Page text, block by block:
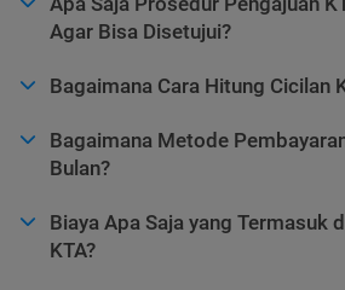
Agar Bisa Disetujui?
Bagaimana Cara Hitung Cicilan
Bagaimana Metode
Bulan?
Biaya Apa Saja yang Termasuk
KTA?